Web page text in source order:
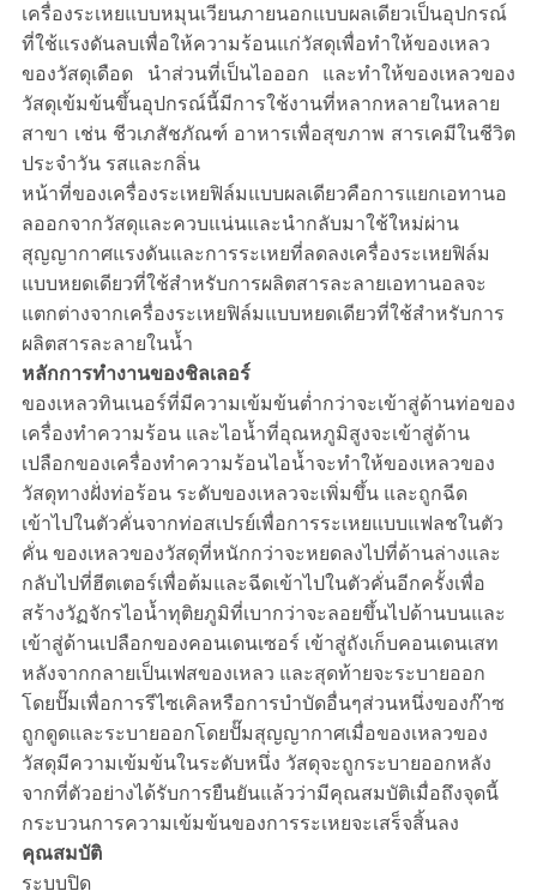
เครื่องระเหยแบบหมุนเวียนภายนอกแบบผลเดียวเป็นอุปกรณ์
ที่ใช้แรงดันลบเพื่อให้ความร้อนแก่วัสดุเพื่อทำให้ของเหลว
ของวัสดุเดือด นำส่วนที่เป็นไอออก และทำให้ของเหลวของ
วัสดุเข้มข้นขึ้นอุปกรณ์นี้มีการใช้งานที่หลากหลายในหลาย
สาขา เช่น ชีวเภสัชภัณฑ์ อาหารเพื่อสุขภาพ สารเคมีในชีวิต
ประจำวัน รสและกลิ่น
หน้าที่ของเครื่องระเหยฟิล์มแบบผลเดียวคือการแยกเอทานอ
ลออกจากวัสดุและควบแน่นและนำกลับมาใช้ใหม่ผ่าน
สุญญากาศแรงดันและการระเหยที่ลดลงเครื่องระเหยฟิล์ม
แบบหยดเดียวที่ใช้สำหรับการผลิตสารละลายเอทานอลจะ
แตกต่างจากเครื่องระเหยฟิล์มแบบหยดเดียวที่ใช้สำหรับการ
ผลิตสารละลายในน้ำ
หลักการทำงานของชิลเลอร์
ของเหลวทินเนอร์ที่มีความเข้มข้นต่ำกว่าจะเข้าสู่ด้านท่อของ
เครื่องทำความร้อน และไอน้ำที่อุณหภูมิสูงจะเข้าสู่ด้าน
เปลือกของเครื่องทำความร้อนไอน้ำจะทำให้ของเหลวของ
วัสดุทางฝั่งท่อร้อน ระดับของเหลวจะเพิ่มขึ้น และถูกฉีด
เข้าไปในตัวคั่นจากท่อสเปรย์เพื่อการระเหยแบบแฟลชในตัว
คั่น ของเหลวของวัสดุที่หนักกว่าจะหยดลงไปที่ด้านล่างและ
กลับไปที่ฮีตเตอร์เพื่อต้มและฉีดเข้าไปในตัวคั่นอีกครั้งเพื่อ
สร้างวัฏจักรไอน้ำทุติยภูมิที่เบากว่าจะลอยขึ้นไปด้านบนและ
เข้าสู่ด้านเปลือกของคอนเดนเซอร์ เข้าสู่ถังเก็บคอนเดนเสท
หลังจากกลายเป็นเฟสของเหลว และสุดท้ายจะระบายออก
โดยปั๊มเพื่อการรีไซเคิลหรือการบำบัดอื่นๆส่วนหนึ่งของก๊าซ
ถูกดูดและระบายออกโดยปั๊มสุญญากาศเมื่อของเหลวของ
วัสดุมีความเข้มข้นในระดับหนึ่ง วัสดุจะถูกระบายออกหลัง
จากที่ตัวอย่างได้รับการยืนยันแล้วว่ามีคุณสมบัติเมื่อถึงจุดนี้
กระบวนการความเข้มข้นของการระเหยจะเสร็จสิ้นลง
คุณสมบัติ
ระบบปิด